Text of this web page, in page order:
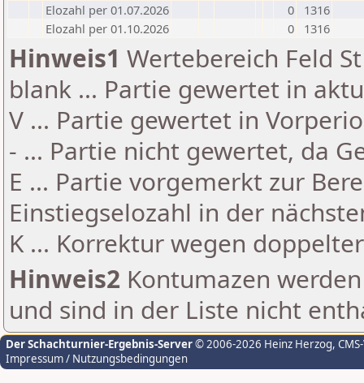
Elozahl per 01.07.2026
0
1316
Elozahl per 01.10.2026
0 1316
Hinweis1 Wertebereich Feld
blank ... Partie gewertet in
V ... Partie gewertet in
- ... Partie nicht gewertet, da
E ... Partie vorgemerkt zur
Einstiegselozahl in der
K ... Korrektur wegen
Hinweis2 Kontumazen
und sind in der Liste nicht
Der Schachturnier-Ergebnis-Server© 2006-2026 Heinz Herzog,
Impressum / Nutzungsbedingungen